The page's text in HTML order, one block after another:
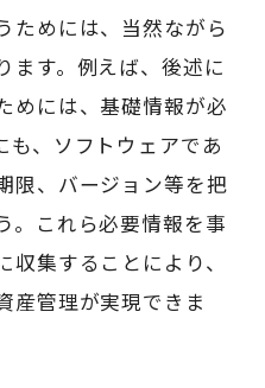
ためには、当然ながら
ます。例えば、後述に
めには、基礎情報が必
も、ソフトウェアであ
限、バージョン等を把
。これら必要情報を事
集することにより、
産管理が実現できま